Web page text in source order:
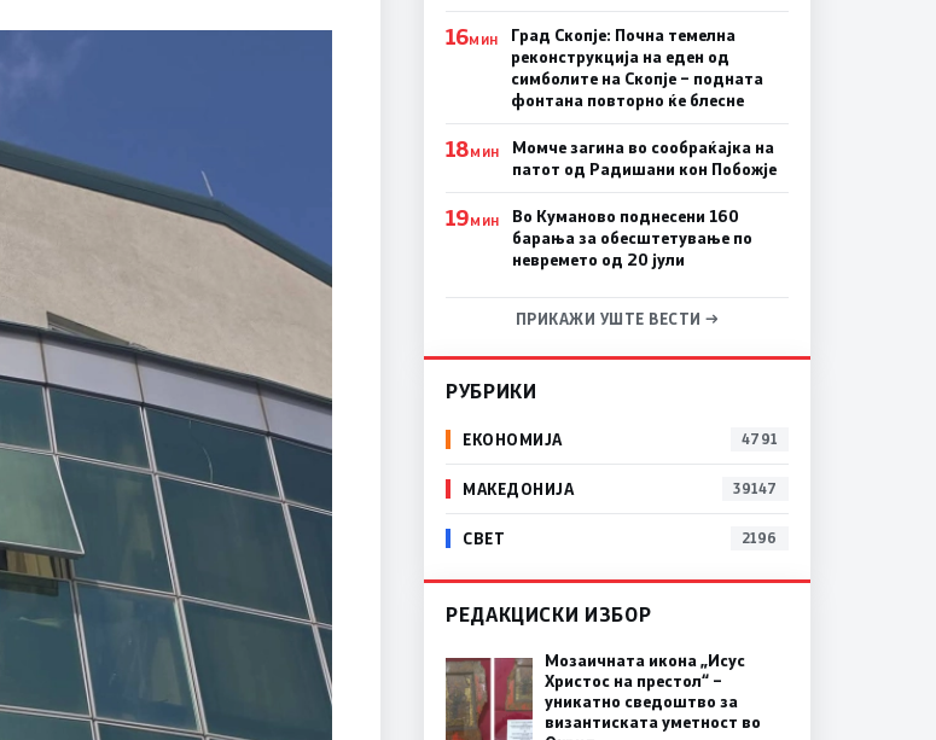
16МИН
Град Скопје: Почна темелна
реконструкција на еден од
симболите на Скопје – подната
фонтана повторно ќе блесне
18МИН
Момче загина во сообраќајка на
патот од Радишани кон Побожје
19МИН
Во Куманово поднесени 160
барања за обесштетување по
невремето од 20 јули
ПРИКАЖИ УШТЕ ВЕСТИ →
РУБРИКИ
ЕКОНОМИЈА 4791
МАКЕДОНИЈА 39147
СВЕТ 2196
РЕДАКЦИСКИ ИЗБОР
Мозаичната икона „Исус
Христос на престол“ –
уникатно сведоштво за
византиската уметност во